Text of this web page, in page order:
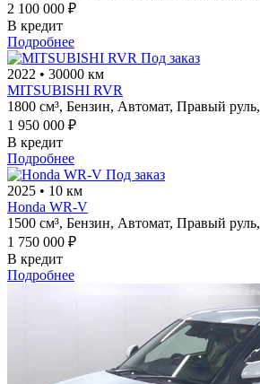
2 100 000 ₽
В кредит
Подробнее
Под заказ
2022 • 30000 км
MITSUBISHI RVR
1800 см³, Бензин, Автомат, Правый руль,
1 950 000 ₽
В кредит
Подробнее
Под заказ
2025 • 10 км
Honda WR-V
1500 см³, Бензин, Автомат, Правый руль,
1 750 000 ₽
В кредит
Подробнее